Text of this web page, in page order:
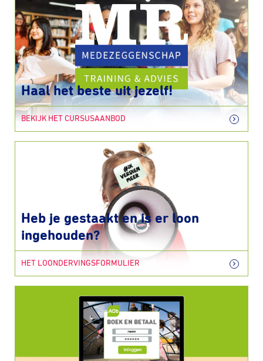
Haal het beste uit jezelf!
BEKIJK HET CURSUSAANBOD
Heb je gestaakt en is er loon
ingehouden?
HET LOONDERVINGSFORMULIER